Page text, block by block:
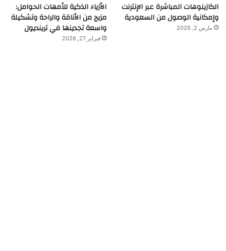
الكازينوهات المباشرة عبر الإنترنت
وإمكانية الوصول من السعودية
مارس 2, 2026
الأزياء الذكية للأمهات الحوامل:
مزيج من الأناقة والراحة وتشكيلة
واسعة تجدينها في ترينديول
فبراير 27, 2026